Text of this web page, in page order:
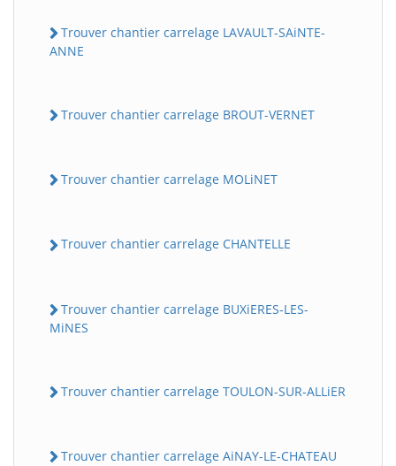
Trouver chantier carrelage LAVAULT-SAiNTE-
ANNE
Trouver chantier carrelage BROUT-VERNET
Trouver chantier carrelage MOLiNET
Trouver chantier carrelage CHANTELLE
Trouver chantier carrelage BUXiERES-LES-
MiNES
Trouver chantier carrelage TOULON-SUR-ALLiER
Trouver chantier carrelage AiNAY-LE-CHATEAU